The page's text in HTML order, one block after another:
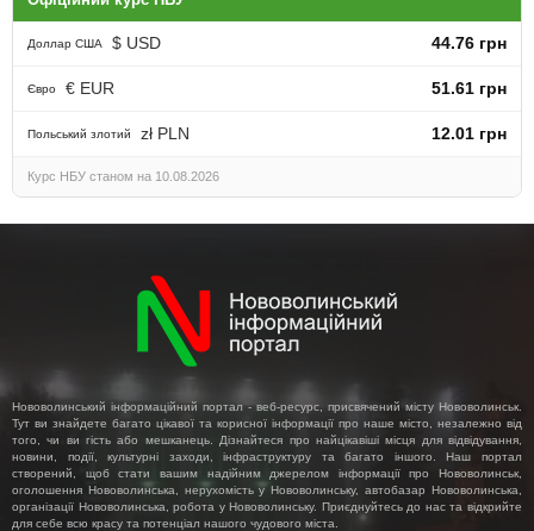
Доллар США $ USD 44.76 грн
Євро € EUR 51.61 грн
Польський злотий zł PLN 12.01 грн
Курс НБУ станом на 10.08.2026
Нововолинський інформаційний портал - веб-ресурс, присвячений місту Нововолинськ.
Тут ви знайдете багато цікавої та корисної інформації про наше місто, незалежно від
того, чи ви гість або мешканець. Дізнайтеся про найцікавіші місця для відвідування,
новини, події, культурні заходи, інфраструктуру та багато іншого. Наш портал
створений, щоб стати вашим надійним джерелом інформації про Нововолинськ,
оголошення Нововолинська, нерухомість у Нововолинську, автобазар Нововолинська,
організації Нововолинська, робота у Нововолинську. Приєднуйтесь до нас та відкрийте
для себе всю красу та потенціал нашого чудового міста.